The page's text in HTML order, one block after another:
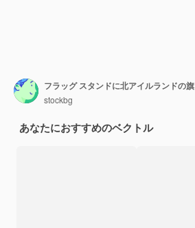
フラッグ スタンドに北アイルランドの旗
stockbg
あなたにおすすめのベクトル